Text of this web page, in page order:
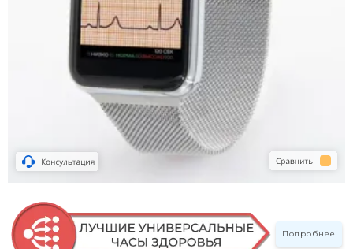
Подробнее